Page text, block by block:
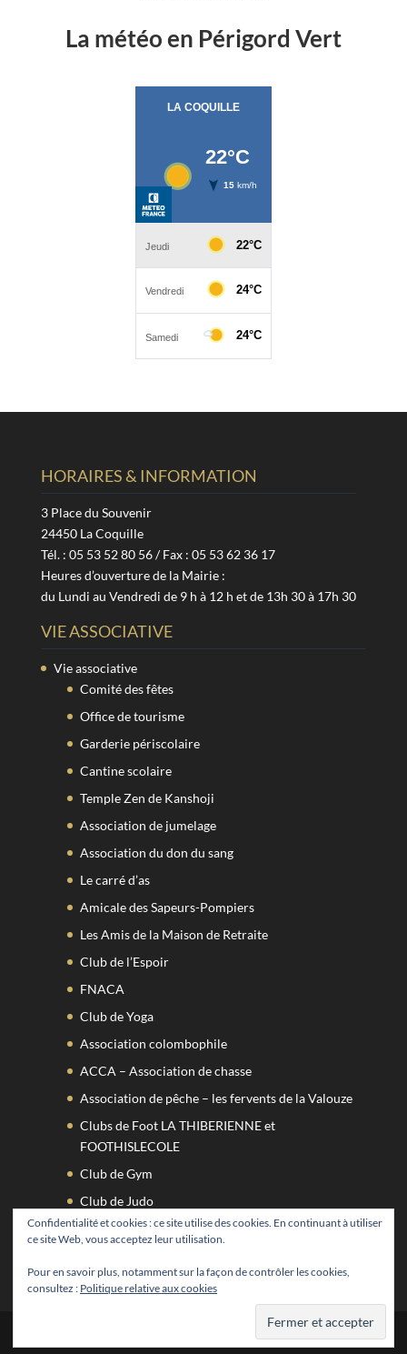
La météo en Périgord Vert
HORAIRES & INFORMATION
3 Place du Souvenir
24450 La Coquille
Tél. : 05 53 52 80 56 / Fax : 05 53 62 36 17
Heures d’ouverture de la Mairie :
du Lundi au Vendredi de 9 h à 12 h et de 13h 30 à 17h 30
VIE ASSOCIATIVE
Vie associative
Comité des fêtes
Office de tourisme
Garderie périscolaire
Cantine scolaire
Temple Zen de Kanshoji
Association de jumelage
Association du don du sang
Le carré d’as
Amicale des Sapeurs-Pompiers
Les Amis de la Maison de Retraite
Club de l’Espoir
FNACA
Club de Yoga
Association colombophile
ACCA – Association de chasse
Association de pêche – les fervents de la Valouze
Clubs de Foot LA THIBERIENNE et
FOOTHISLECOLE
Club de Gym
Club de Judo
Club de l’Espoir
| Propulsé par
Confidentialité et cookies : ce site utilise des cookies. En continuant à utiliser
ce site Web, vous acceptez leur utilisation.
Pour en savoir plus, notamment sur la façon de contrôler les cookies,
consultez : Politique relative aux cookies